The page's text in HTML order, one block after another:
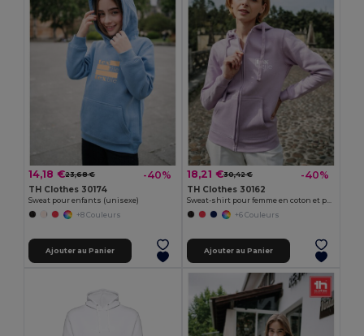
14,18 €23,68 € -40%
TH Clothes 30174
Sweat pour enfants (unisexe)
+8 Couleurs
Ajouter au Panier
18,21 €30,42 € -40%
TH Clothes 30162
Sweat-shirt pour femme en coton et polyester
+6 Couleurs
Ajouter au Panier